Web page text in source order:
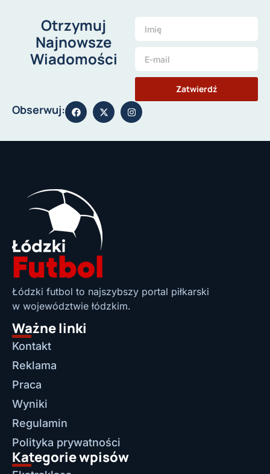
Otrzymuj
Najnowsze
Wiadomości
Zatwierdź
Obserwuj:
Łódzki futbol to najszybszy portal piłkarski
w województwie łódzkim.
Ważne linki
Kontakt
Reklama
Praca
Wyniki
Regulamin
Polityka prywatności
Kategorie wpisów